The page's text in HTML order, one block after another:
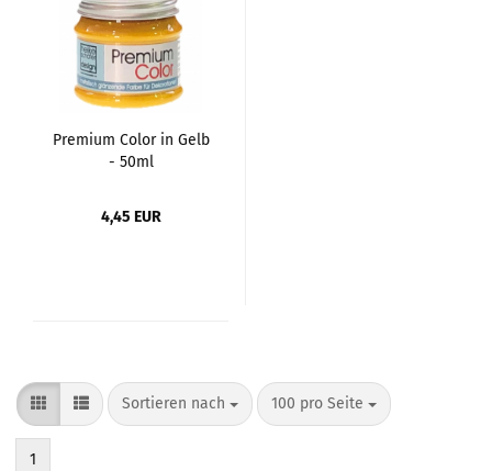
Premium Color in Gelb
- 50ml
4,45 EUR
Sortieren nach
Sortieren nach 100 pro Seite
pro Seite
1